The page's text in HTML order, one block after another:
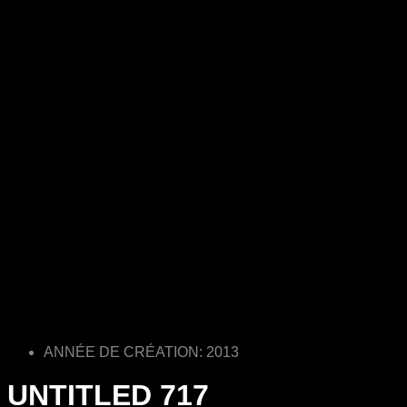
ANNÉE DE CRÉATION: 2013
UNTITLED 717